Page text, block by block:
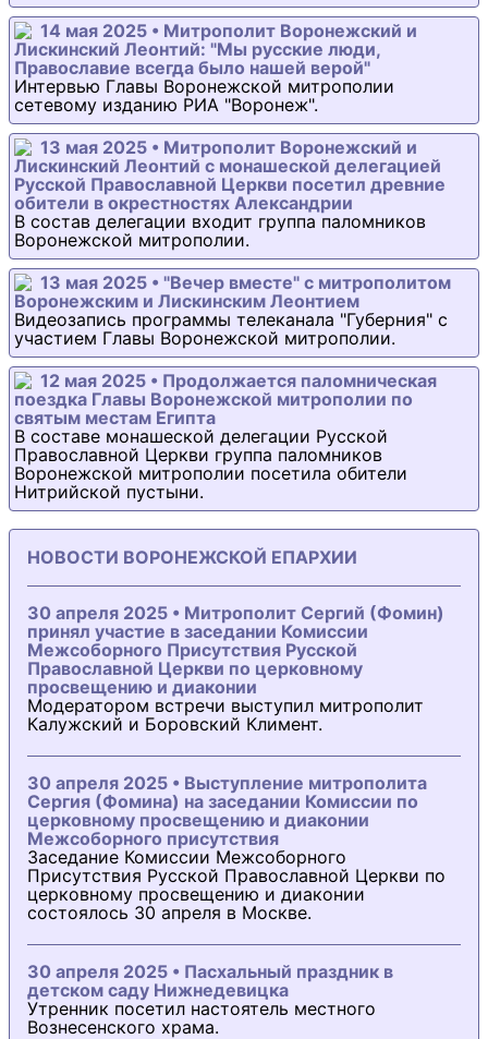
14 мая 2025 • Митрополит Воронежский и
Лискинский Леонтий: "Мы русские люди,
Православие всегда было нашей верой"
Интервью Главы Воронежской митрополии
сетевому изданию РИА "Воронеж".
13 мая 2025 • Митрополит Воронежский и
Лискинский Леонтий с монашеской делегацией
Русской Православной Церкви посетил древние
обители в окрестностях Александрии
В состав делегации входит группа паломников
Воронежской митрополии.
13 мая 2025 • "Вечер вместе" с митрополитом
Воронежским и Лискинским Леонтием
Видеозапись программы телеканала "Губерния" с
участием Главы Воронежской митрополии.
12 мая 2025 • Продолжается паломническая
поездка Главы Воронежской митрополии по
святым местам Египта
В составе монашеской делегации Русской
Православной Церкви группа паломников
Воронежской митрополии посетила обители
Нитрийской пустыни.
НОВОСТИ ВОРОНЕЖСКОЙ ЕПАРХИИ
30 апреля 2025 • Митрополит Сергий (Фомин)
принял участие в заседании Комиссии
Межсоборного Присутствия Русской
Православной Церкви по церковному
просвещению и диаконии
Модератором встречи выступил митрополит
Калужский и Боровский Климент.
30 апреля 2025 • Выступление митрополита
Сергия (Фомина) на заседании Комиссии по
церковному просвещению и диаконии
Межсоборного присутствия
Заседание Комиссии Межсоборного
Присутствия Русской Православной Церкви по
церковному просвещению и диаконии
состоялось 30 апреля в Москве.
30 апреля 2025 • Пасхальный праздник в
детском саду Нижнедевицка
Утренник посетил настоятель местного
Вознесенского храма.